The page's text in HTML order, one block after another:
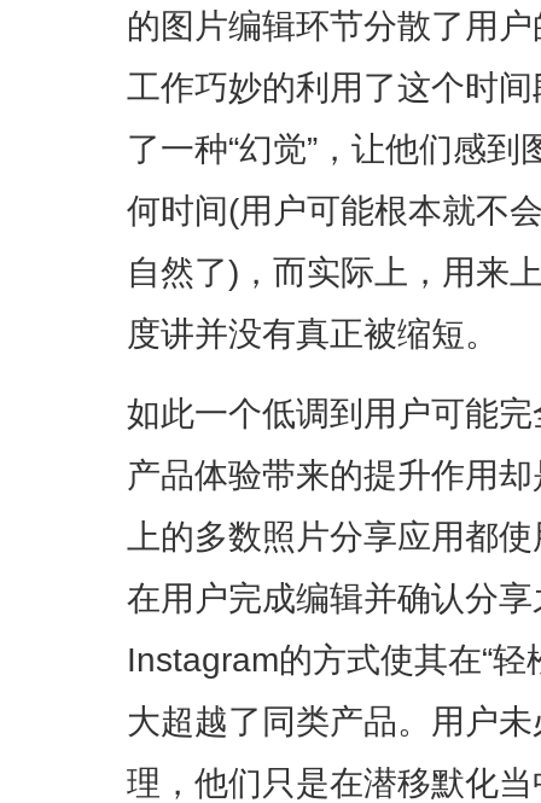
的图片编辑环节分散了用
工作巧妙的利用了这个时
了一种“幻觉”，让他们感
何时间(用户可能根本就不
自然了)，而实际上，用来
度讲并没有真正被缩短。
如此一个低调到用户可能
产品体验带来的提升作用
上的多数照片分享应用都
在用户完成编辑并确认分
Instagram的方式使其在“轻
大超越了同类产品。用户
理，他们只是在潜移默化